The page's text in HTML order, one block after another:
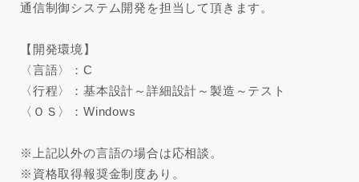
通信制御システム開発を担当して頂きます。
【開発環境】
〈言語〉：C
〈行程〉：基本設計～詳細設計～製造～テスト
〈ＯＳ〉：Windows
※上記以外の言語の場合は応相談。
※資格取得報奨金制度あり。